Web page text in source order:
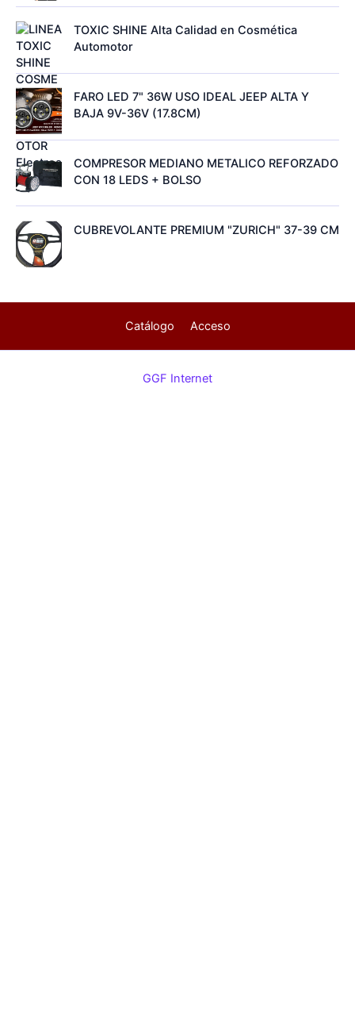
TOXIC SHINE Alta Calidad en Cosmética
Automotor
FARO LED 7" 36W USO IDEAL JEEP ALTA Y
BAJA 9V-36V (17.8CM)
COMPRESOR MEDIANO METALICO REFORZADO
CON 18 LEDS + BOLSO
CUBREVOLANTE PREMIUM "ZURICH" 37-39 CM
Catálogo Acceso
GGF Internet